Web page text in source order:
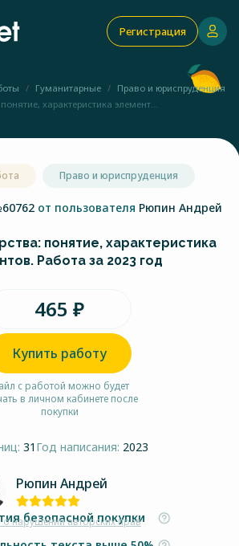
Регистрация
Гуманитарные
Право и юриспруденция
характеристика элемент...
Право и юриспруденция
от пользователя Рюпин Андрей
понятие, характеристика
Работа за 2023 год
465 ₽
Купить работу
с работой можно будет
в личном кабинете после
покупки
31 Год написания: 2023
Рюпин Андрей
нарушении авторских прав
безопасной покупки